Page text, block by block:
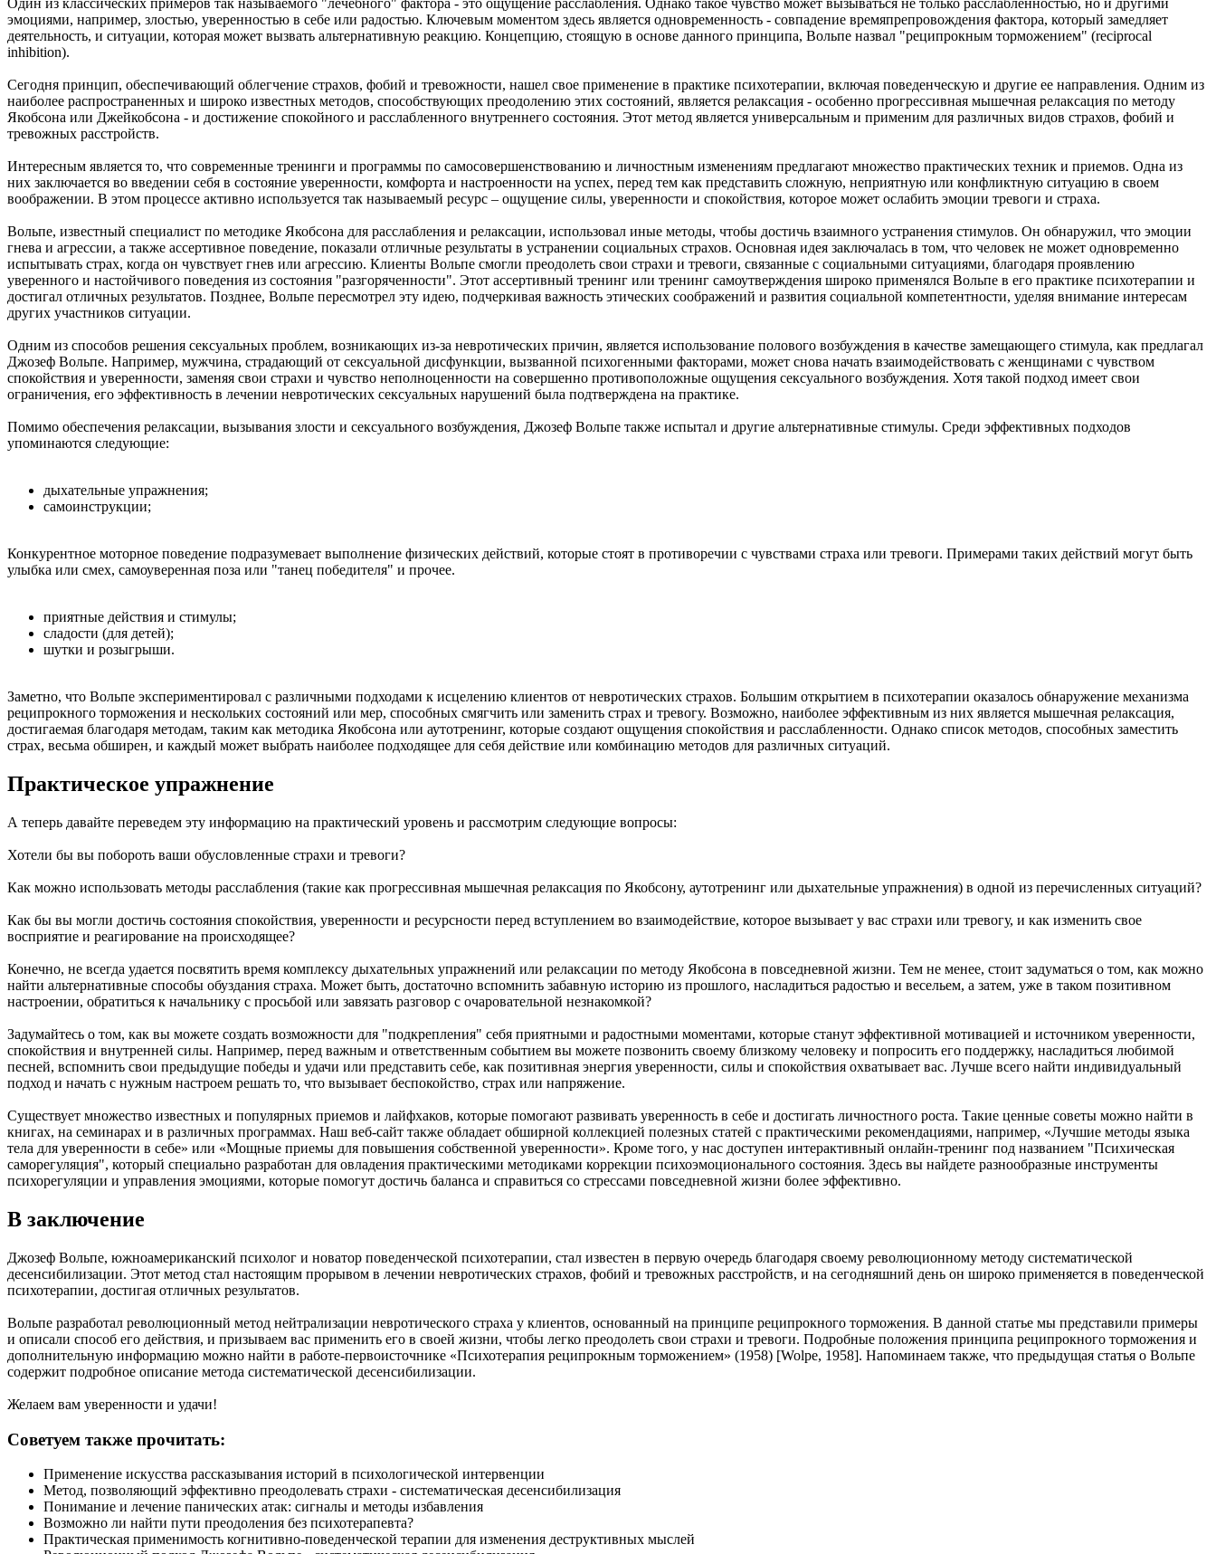
Один из классических примеров так называемого "лечебного" фактора - это ощущение расслабления. Однако такое чувство может вызываться не только расслабленностью, но и другими
эмоциями, например, злостью, уверенностью в себе или радостью. Ключевым моментом здесь является одновременность - совпадение времяпрепровождения фактора, который замедляет
деятельность, и ситуации, которая может вызвать альтернативную реакцию. Концепцию, стоящую в основе данного принципа, Вольпе назвал "реципрокным торможением" (reciprocal
inhibition).
Сегодня принцип, обеспечивающий облегчение страхов, фобий и тревожности, нашел свое применение в практике психотерапии, включая поведенческую и другие ее направления. Одним из
наиболее распространенных и широко известных методов, способствующих преодолению этих состояний, является релаксация - особенно прогрессивная мышечная релаксация по методу
Якобсона или Джейкобсона - и достижение спокойного и расслабленного внутреннего состояния. Этот метод является универсальным и применим для различных видов страхов, фобий и
тревожных расстройств.
Интересным является то, что современные тренинги и программы по самосовершенствованию и личностным изменениям предлагают множество практических техник и приемов. Одна из
них заключается во введении себя в состояние уверенности, комфорта и настроенности на успех, перед тем как представить сложную, неприятную или конфликтную ситуацию в своем
воображении. В этом процессе активно используется так называемый ресурс – ощущение силы, уверенности и спокойствия, которое может ослабить эмоции тревоги и страха.
Вольпе, известный специалист по методике Якобсона для расслабления и релаксации, использовал иные методы, чтобы достичь взаимного устранения стимулов. Он обнаружил, что эмоции
гнева и агрессии, а также ассертивное поведение, показали отличные результаты в устранении социальных страхов. Основная идея заключалась в том, что человек не может одновременно
испытывать страх, когда он чувствует гнев или агрессию. Клиенты Вольпе смогли преодолеть свои страхи и тревоги, связанные с социальными ситуациями, благодаря проявлению
уверенного и настойчивого поведения из состояния "разгоряченности". Этот ассертивный тренинг или тренинг самоутверждения широко применялся Вольпе в его практике психотерапии и
достигал отличных результатов. Позднее, Вольпе пересмотрел эту идею, подчеркивая важность этических соображений и развития социальной компетентности, уделяя внимание интересам
других участников ситуации.
Одним из способов решения сексуальных проблем, возникающих из-за невротических причин, является использование полового возбуждения в качестве замещающего стимула, как предлагал
Джозеф Вольпе. Например, мужчина, страдающий от сексуальной дисфункции, вызванной психогенными факторами, может снова начать взаимодействовать с женщинами с чувством
спокойствия и уверенности, заменяя свои страхи и чувство неполноценности на совершенно противоположные ощущения сексуального возбуждения. Хотя такой подход имеет свои
ограничения, его эффективность в лечении невротических сексуальных нарушений была подтверждена на практике.
Помимо обеспечения релаксации, вызывания злости и сексуального возбуждения, Джозеф Вольпе также испытал и другие альтернативные стимулы. Среди эффективных подходов
упоминаются следующие:
дыхательные упражнения;
самоинструкции;
Конкурентное моторное поведение подразумевает выполнение физических действий, которые стоят в противоречии с чувствами страха или тревоги. Примерами таких действий могут быть
улыбка или смех, самоуверенная поза или "танец победителя" и прочее.
приятные действия и стимулы;
сладости (для детей);
шутки и розыгрыши.
Заметно, что Вольпе экспериментировал с различными подходами к исцелению клиентов от невротических страхов. Большим открытием в психотерапии оказалось обнаружение механизма
реципрокного торможения и нескольких состояний или мер, способных смягчить или заменить страх и тревогу. Возможно, наиболее эффективным из них является мышечная релаксация,
достигаемая благодаря методам, таким как методика Якобсона или аутотренинг, которые создают ощущения спокойствия и расслабленности. Однако список методов, способных заместить
страх, весьма обширен, и каждый может выбрать наиболее подходящее для себя действие или комбинацию методов для различных ситуаций.
Практическое упражнение
А теперь давайте переведем эту информацию на практический уровень и рассмотрим следующие вопросы:
Хотели бы вы побороть ваши обусловленные страхи и тревоги?
Как можно использовать методы расслабления (такие как прогрессивная мышечная релаксация по Якобсону, аутотренинг или дыхательные упражнения) в одной из перечисленных ситуаций?
Как бы вы могли достичь состояния спокойствия, уверенности и ресурсности перед вступлением во взаимодействие, которое вызывает у вас страхи или тревогу, и как изменить свое
восприятие и реагирование на происходящее?
Конечно, не всегда удается посвятить время комплексу дыхательных упражнений или релаксации по методу Якобсона в повседневной жизни. Тем не менее, стоит задуматься о том, как можно
найти альтернативные способы обуздания страха. Может быть, достаточно вспомнить забавную историю из прошлого, насладиться радостью и весельем, а затем, уже в таком позитивном
настроении, обратиться к начальнику с просьбой или завязать разговор с очаровательной незнакомкой?
Задумайтесь о том, как вы можете создать возможности для "подкрепления" себя приятными и радостными моментами, которые станут эффективной мотивацией и источником уверенности,
спокойствия и внутренней силы. Например, перед важным и ответственным событием вы можете позвонить своему близкому человеку и попросить его поддержку, насладиться любимой
песней, вспомнить свои предыдущие победы и удачи или представить себе, как позитивная энергия уверенности, силы и спокойствия охватывает вас. Лучше всего найти индивидуальный
подход и начать с нужным настроем решать то, что вызывает беспокойство, страх или напряжение.
Существует множество известных и популярных приемов и лайфхаков, которые помогают развивать уверенность в себе и достигать личностного роста. Такие ценные советы можно найти в
книгах, на семинарах и в различных программах. Наш веб-сайт также обладает обширной коллекцией полезных статей с практическими рекомендациями, например, «Лучшие методы языка
тела для уверенности в себе» или «Мощные приемы для повышения собственной уверенности». Кроме того, у нас доступен интерактивный онлайн-тренинг под названием "Психическая
саморегуляция", который специально разработан для овладения практическими методиками коррекции психоэмоционального состояния. Здесь вы найдете разнообразные инструменты
психорегуляции и управления эмоциями, которые помогут достичь баланса и справиться со стрессами повседневной жизни более эффективно.
В заключение
Джозеф Вольпе, южноамериканский психолог и новатор поведенческой психотерапии, стал известен в первую очередь благодаря своему революционному методу систематической
десенсибилизации. Этот метод стал настоящим прорывом в лечении невротических страхов, фобий и тревожных расстройств, и на сегодняшний день он широко применяется в поведенческой
психотерапии, достигая отличных результатов.
Вольпе разработал революционный метод нейтрализации невротического страха у клиентов, основанный на принципе реципрокного торможения. В данной статье мы представили примеры
и описали способ его действия, и призываем вас применить его в своей жизни, чтобы легко преодолеть свои страхи и тревоги. Подробные положения принципа реципрокного торможения и
дополнительную информацию можно найти в работе-первоисточнике «Психотерапия реципрокным торможением» (1958) [Wolpe, 1958]. Напоминаем также, что предыдущая статья о Вольпе
содержит подробное описание метода систематической десенсибилизации.
Желаем вам уверенности и удачи!
Советуем также прочитать:
Применение искусства рассказывания историй в психологической интервенции
Метод, позволяющий эффективно преодолевать страхи - систематическая десенсибилизация
Понимание и лечение панических атак: сигналы и методы избавления
Возможно ли найти пути преодоления без психотерапевта?
Практическая применимость когнитивно-поведенческой терапии для изменения деструктивных мыслей